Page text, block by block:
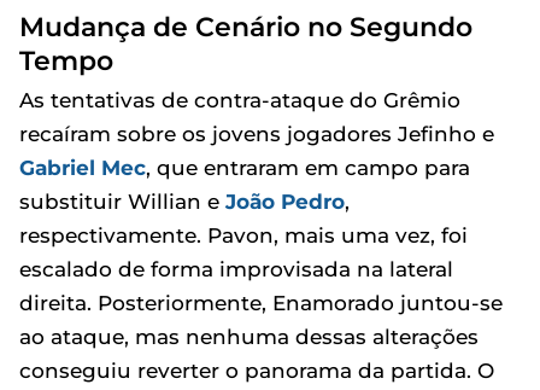
Mudança de Cenário no Segundo
Tempo
As tentativas de contra-ataque do Grêmio
recaíram sobre os jovens jogadores Jefinho e
Gabriel Mec, que entraram em campo para
substituir Willian e João Pedro,
respectivamente. Pavon, mais uma vez, foi
escalado de forma improvisada na lateral
direita. Posteriormente, Enamorado juntou-se
ao ataque, mas nenhuma dessas alterações
conseguiu reverter o panorama da partida. O